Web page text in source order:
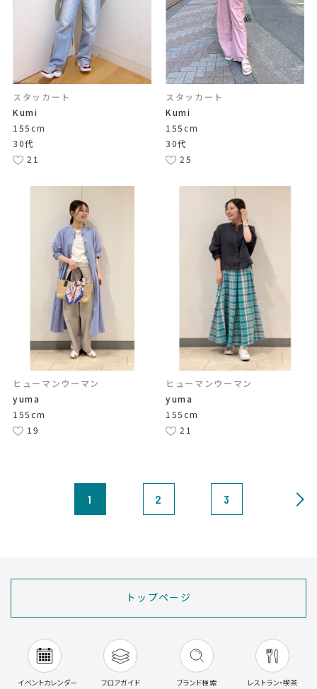
スタッカート
Kumi
155cm
30代
21
スタッカート
Kumi
155cm
30代
25
ヒューマンウーマン
yuma
155cm
19
ヒューマンウーマン
yuma
155cm
21
1 2 3
トップページ
イベントカレンダー フロアガイド ブランド検索 レストラン・喫茶